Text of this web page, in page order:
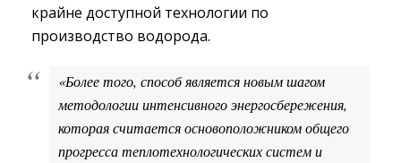
крайне доступной технологии по
производство водорода.
«Более того, способ является новым шагом
методологии интенсивного энергосбережения,
которая считается основоположником общего
прогресса теплотехнологических систем и